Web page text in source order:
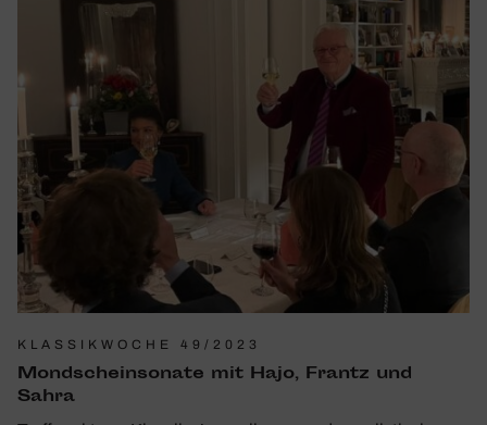
KLASSIKWOCHE 49/2023
Mond­schein­so­nate mit Hajo, Frantz und
Sahra